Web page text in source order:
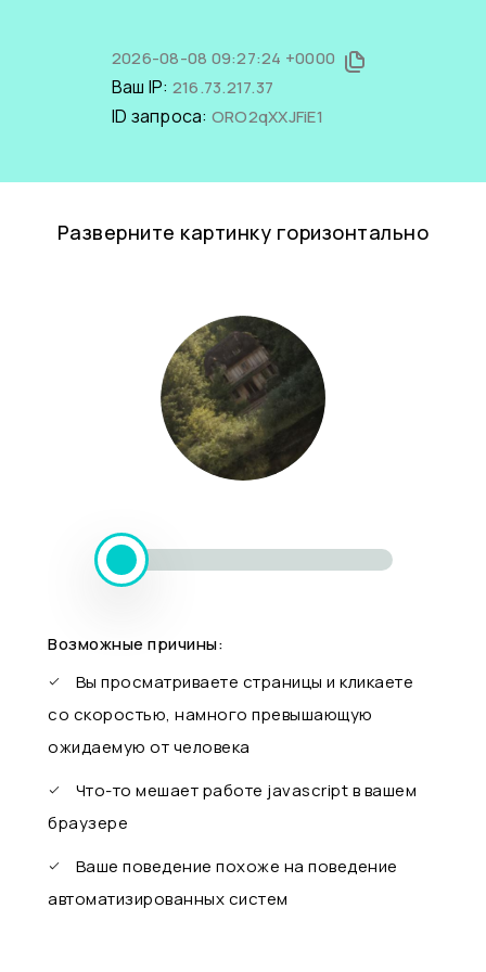
2026-08-08 09:27:24 +0000
Ваш IP: 216.73.217.37
ID запроса: ORO2qXXJFiE1
Разверните картинку горизонтально
Возможные причины:
Вы просматриваете страницы и кликаете
со скоростью, намного превышающую
ожидаемую от человека
Что-то мешает работе javascript в вашем
браузере
Ваше поведение похоже на поведение
автоматизированных систем